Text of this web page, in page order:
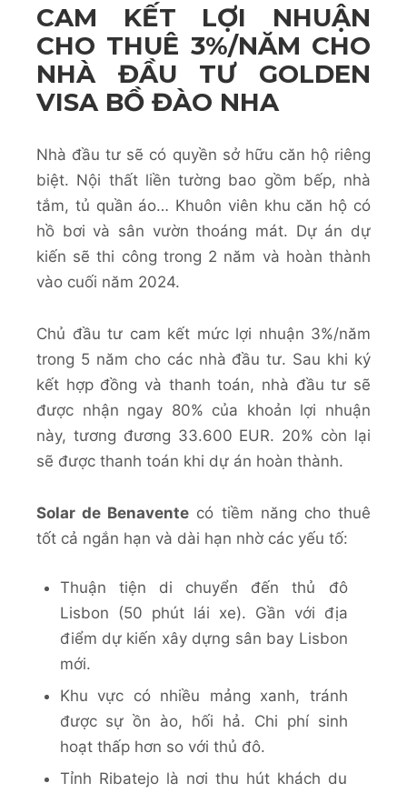
CAM KẾT LỢI NHUẬN
CHO THUÊ 3%/NĂM CHO
NHÀ ĐẦU TƯ GOLDEN
VISA BỒ ĐÀO NHA
Nhà đầu tư sẽ có quyền sở hữu căn hộ riêng
biệt. Nội thất liền tường bao gồm bếp, nhà
tắm, tủ quần áo… Khuôn viên khu căn hộ có
hồ bơi và sân vườn thoáng mát. Dự án dự
kiến sẽ thi công trong 2 năm và hoàn thành
vào cuối năm 2024.
Chủ đầu tư cam kết mức lợi nhuận 3%/năm
trong 5 năm cho các nhà đầu tư. Sau khi ký
kết hợp đồng và thanh toán, nhà đầu tư sẽ
được nhận ngay 80% của khoản lợi nhuận
này, tương đương 33.600 EUR. 20% còn lại
sẽ được thanh toán khi dự án hoàn thành.
Solar de Benavente có tiềm năng cho thuê
tốt cả ngắn hạn và dài hạn nhờ các yếu tố:
Thuận tiện di chuyển đến thủ đô
Lisbon (50 phút lái xe). Gần với địa
điểm dự kiến xây dựng sân bay Lisbon
mới.
Khu vực có nhiều mảng xanh, tránh
được sự ồn ào, hối hả. Chi phí sinh
hoạt thấp hơn so với thủ đô.
Tỉnh Ribatejo là nơi thu hút khách du